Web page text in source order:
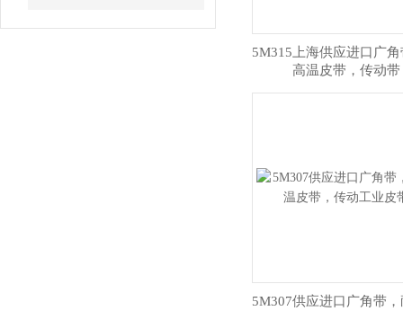
5M315上海供应进口广
高温皮带，传动带
5M307供应进口广角带